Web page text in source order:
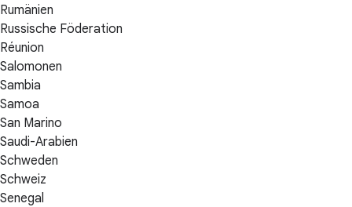
Rumänien
Russische Föderation
Réunion
Salomonen
Sambia
Samoa
San Marino
Saudi-Arabien
Schweden
Schweiz
Senegal